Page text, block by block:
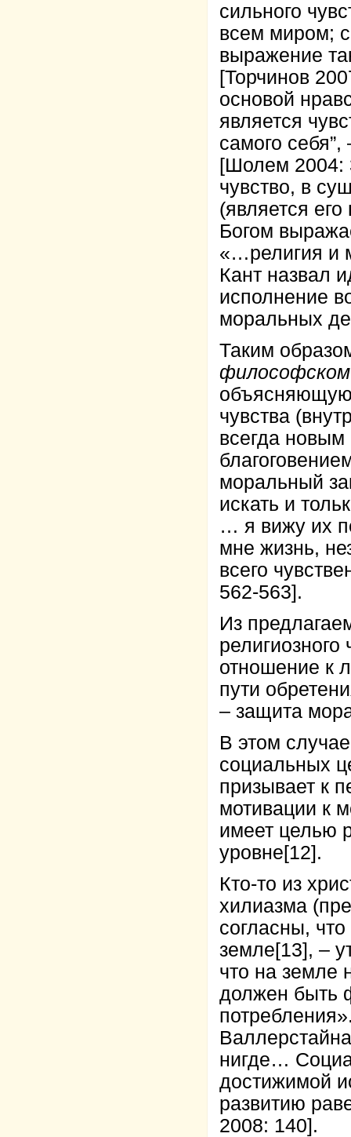
сильного
всем миром;
выражение
[Торчинов
основой
является
самого
[Шолем 2004:
чувство, в
(является
Богом
«…религия и
Кант назвал
исполнение
моральных
Таким
объясняющую
чувства
всегда
моральный
искать и
… я вижу их
мне жизнь,
всего
562-563].
Из
религиозного
отношение к
пути
– защита
В этом
социальных
призывает к
мотивации к
имеет целью
уровне[12] .
Кто-то из
хилиазма
согласны,
земле[13] , –
что на земле
должен быть
нигде…
достижимой
развитию
2008: 140].